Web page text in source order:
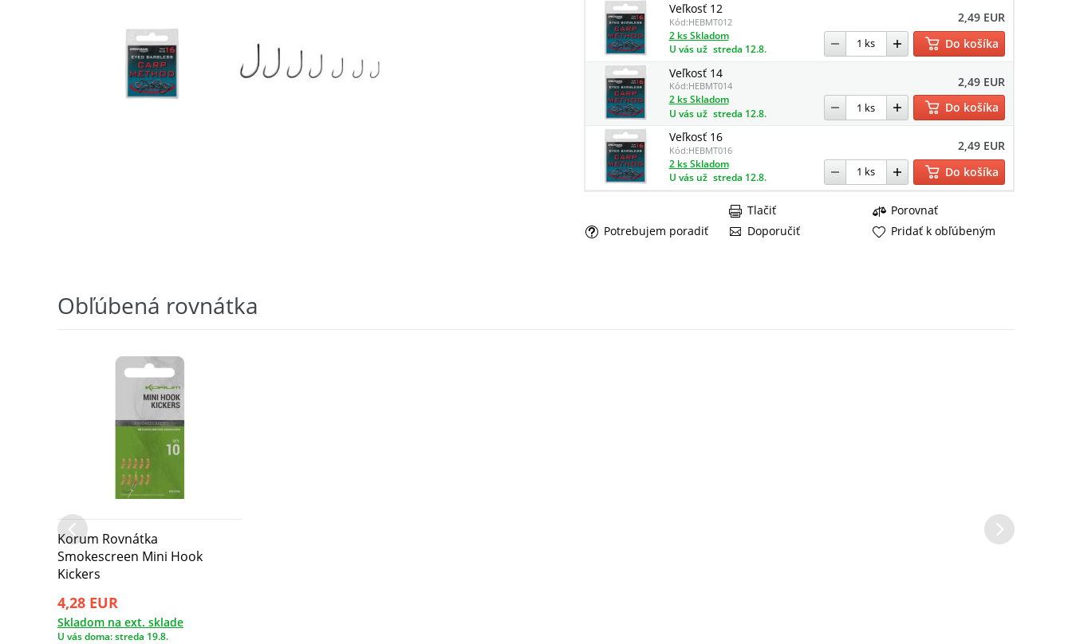
Veľkosť 12
Kód:HEBMT012 2,49 EUR
2 ks Skladom
U vás už streda 12.8.
Do košíka
Veľkosť 14
Kód:HEBMT014 2,49 EUR
2 ks Skladom
U vás už streda 12.8.
Do košíka
Veľkosť 16
Kód:HEBMT016 2,49 EUR
2 ks Skladom
U vás už streda 12.8. Do košíka
Porovnať
Potrebujem poradiť
Doporučiť
Tlačiť
Pridať k obľúbeným
Obľúbená rovnátka
Korum Rovnátka
Smokescreen Mini Hook
Kickers
4,28 EUR
Skladom na ext. sklade
U vás doma: streda 19.8.